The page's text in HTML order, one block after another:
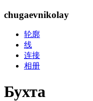
chugaevnikolay
轮廓
线
连接
相册
Бухта